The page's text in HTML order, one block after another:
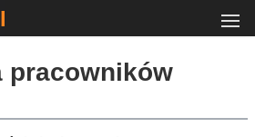
pracowników